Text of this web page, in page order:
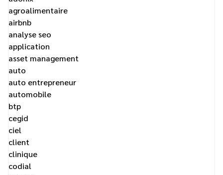
agroalimentaire
airbnb
analyse seo
application
asset management
auto
auto entrepreneur
automobile
btp
cegid
ciel
client
clinique
codial